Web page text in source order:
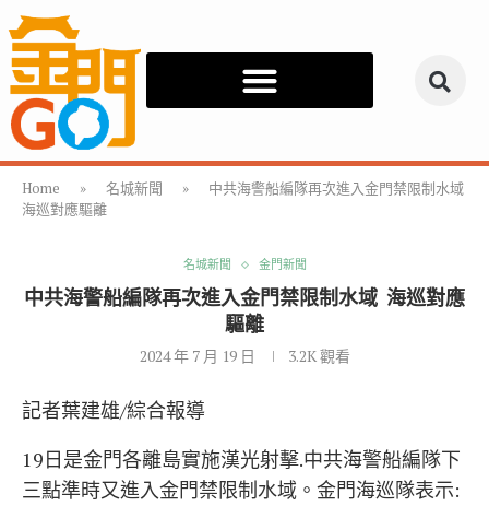
Home » 名城新聞 »
中共海警船編隊再次進入金門禁限制水域
海巡對應驅離
名城新聞 金門新聞
中共海警船編隊再次進入金門禁限制水域 海巡對應
驅離
2024 年 7 月 19 日 3.2K觀看
記者葉建雄/綜合報導
19日是金門各離島實施漢光射擊.中共海警船編隊下
三點準時又進入金門禁限制水域。金門海巡隊表示: